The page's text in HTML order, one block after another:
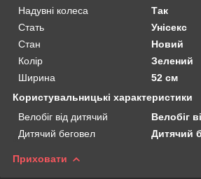
Надувні колеса
Так
Стать
Унісекс
Стан
Новий
Колір
Зелений
Ширина
52 см
Користувальницькі характеристики
Велобіг від дитячий
Велобіг
Дитячий беговел
Дитячий
Приховати